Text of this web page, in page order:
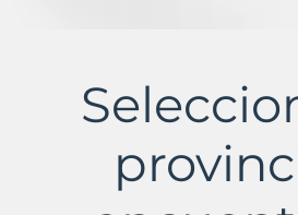
Murbalands